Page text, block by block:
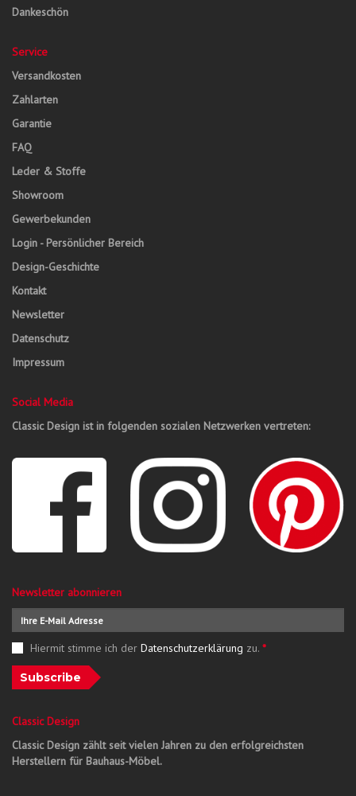
Dankeschön
Service
Versandkosten
Zahlarten
Garantie
FAQ
Leder & Stoffe
Showroom
Gewerbekunden
Login - Persönlicher Bereich
Design-Geschichte
Kontakt
Newsletter
Datenschutz
Impressum
Social Media
Classic Design ist in folgenden sozialen Netzwerken vertreten:
Newsletter abonnieren
Hiermit stimme ich der Datenschutzerklärung zu. *
Subscribe
Classic Design
Classic Design zählt seit vielen Jahren zu den erfolgreichsten
Herstellern für Bauhaus-Möbel.